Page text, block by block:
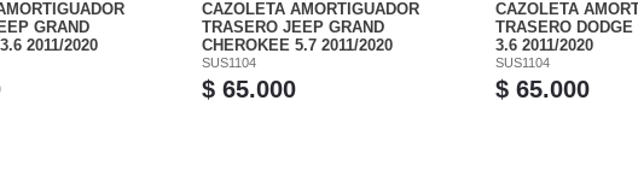
GRAND
2011/2020
CAZOLETA AMORTIGUADOR
TRASERO JEEP GRAND
CHEROKEE 5.7 2011/2020
SUS1104
$ 65.000
CAZOLETA
TRASERO DODGE
3.6 2011/2020
SUS1104
$ 65.000